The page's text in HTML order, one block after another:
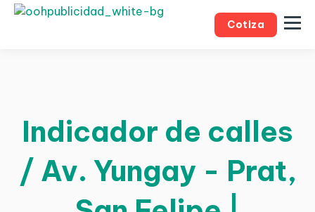
Cotiza
Indicador de calles
/ Av. Yungay - Prat,